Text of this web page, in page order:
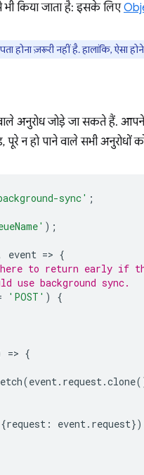
किया जाता है: इसके लिए
होना ज़रूरी नहीं है. हालांकि, ऐसा
अनुरोध जोड़े जा सकते हैं.
पूरे न हो पाने वाले सभी
sync' ;
);
event => {
to return early if
background sync.
'POST' )
{
=> {
(event. request.clone
request : event. request